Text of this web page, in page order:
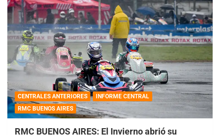
CENTRALES ANTERIORES
INFORME CENTRAL
RMC BUENOS AIRES
RMC BUENOS AIRES: El Invierno abrió su